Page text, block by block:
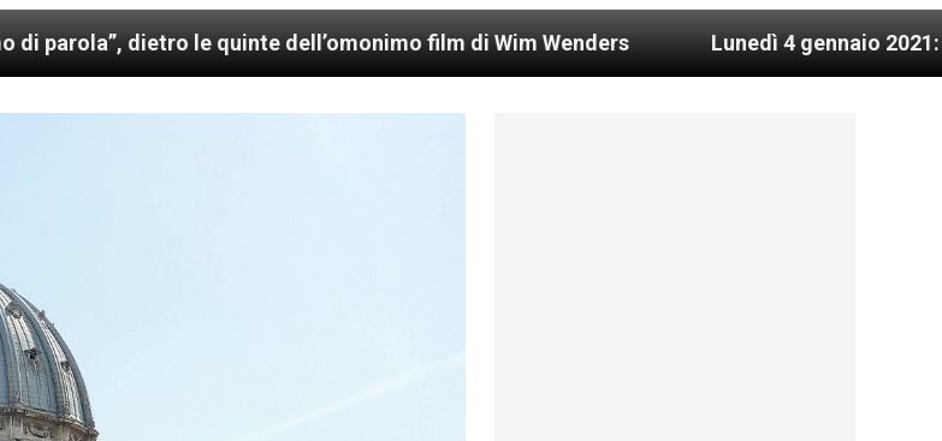
le quinte dell’omonimo film di Wim Wenders Lunedì 4 gennaio 2021: Possesso